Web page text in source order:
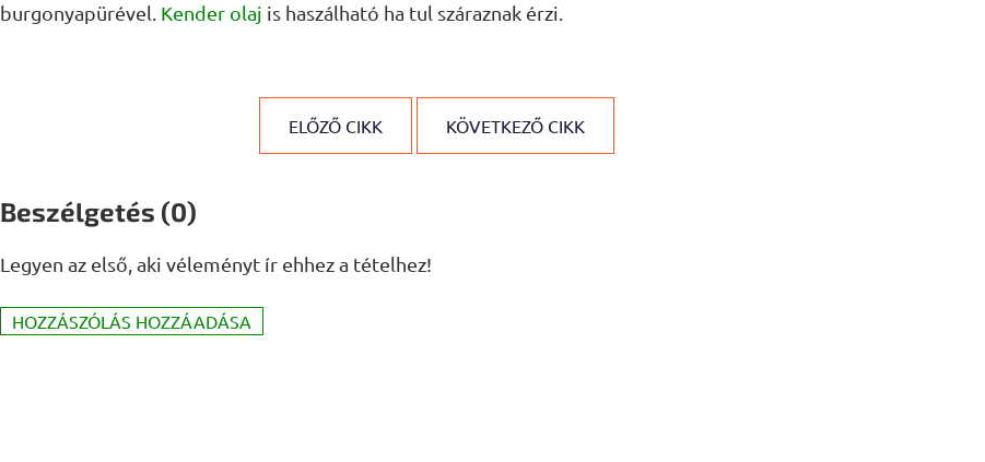
burgonyapürével. Kender olaj is haszálható ha tul száraznak érzi.
ELŐZŐ CIKK KÖVETKEZŐ CIKK
Beszélgetés (0)
Legyen az első, aki véleményt ír ehhez a tételhez!
HOZZÁSZÓLÁS HOZZÁADÁSA